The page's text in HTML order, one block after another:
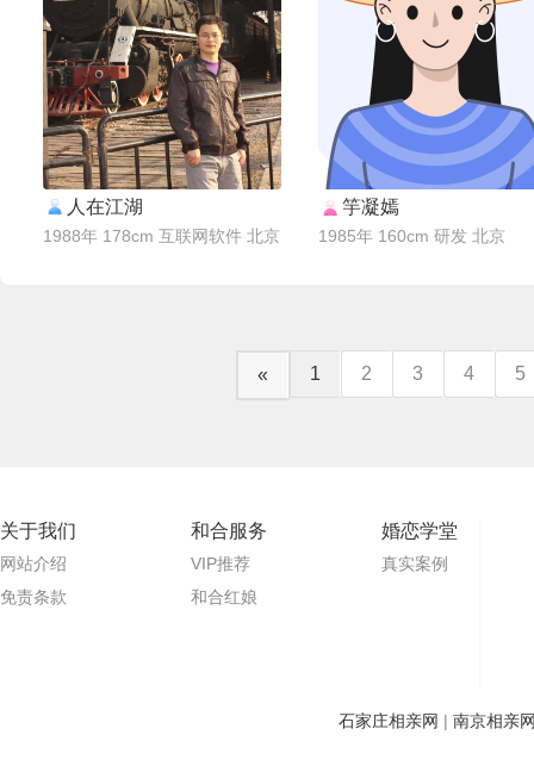
联系Ta
人在江湖
1988年 178cm 互联网软件 北京
竽凝嫣
1985年 160cm 研发 北京
« 1 2 3 4 5
关于我们
网站介绍
免责条款
和合服务
VIP推荐
和合红娘
婚恋学堂
真实案例
石家庄相亲网 | 南京相亲